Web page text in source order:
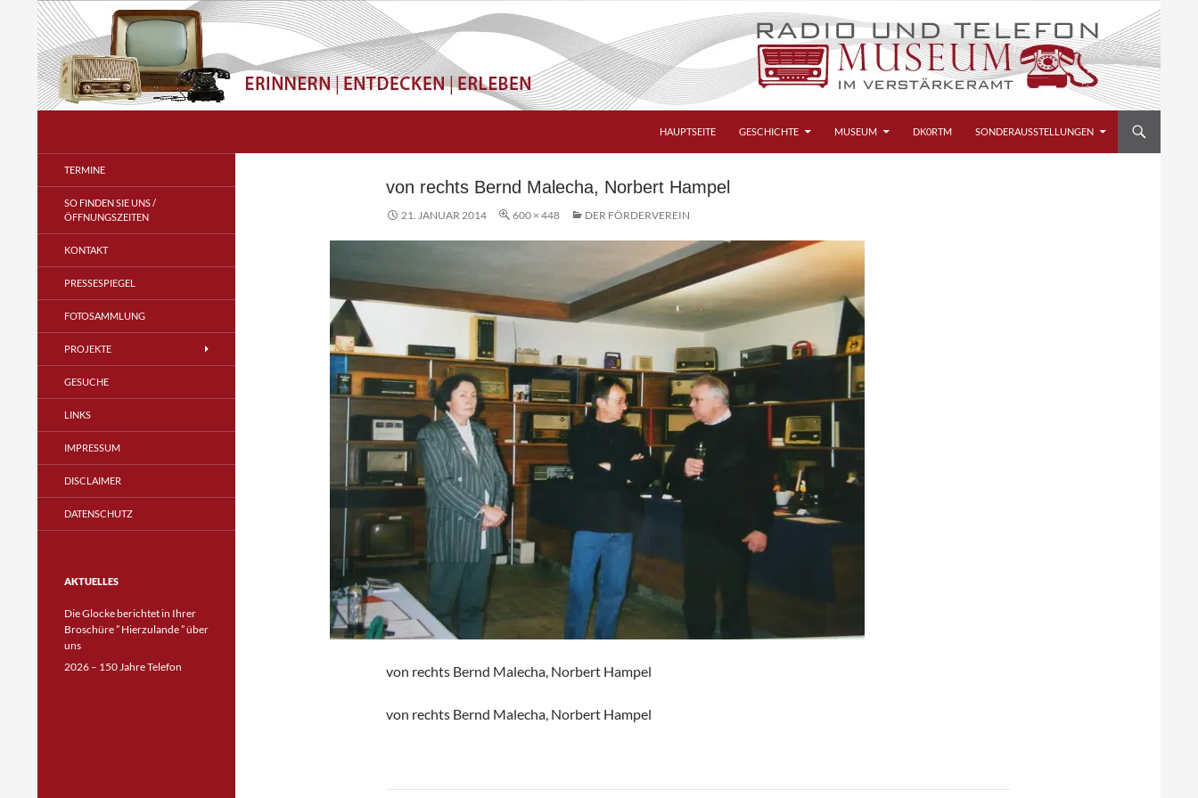
springen
HAUPTSEITE GESCHICHTE MUSEUM DK0RTM SONDERAUSSTELLUNGEN
von rechts Bernd Malecha, Norbert Hampel
21. JANUAR 2014 600 × 448 DER FÖRDERVEREIN
von rechts Bernd Malecha, Norbert Hampel
von rechts Bernd Malecha, Norbert Hampel
TERMINE
SO FINDEN SIE UNS /
ÖFFNUNGSZEITEN
KONTAKT
PRESSESPIEGEL
FOTOSAMMLUNG
PROJEKTE
GESUCHE
LINKS
IMPRESSUM
DISCLAIMER
DATENSCHUTZ
AKTUELLES
Die Glocke berichtet in Ihrer
Broschüre ” Hierzulande ” über
uns
2026 – 150 Jahre Telefon